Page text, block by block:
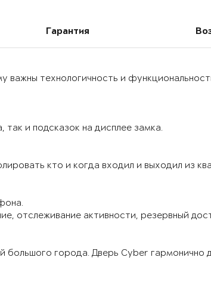
Гарантия
технологичность и
и подсказок на дисплее замка.
кто и когда входил и выходил из
отслеживание активности, резервный
большого города. Дверь Cyber гармонично